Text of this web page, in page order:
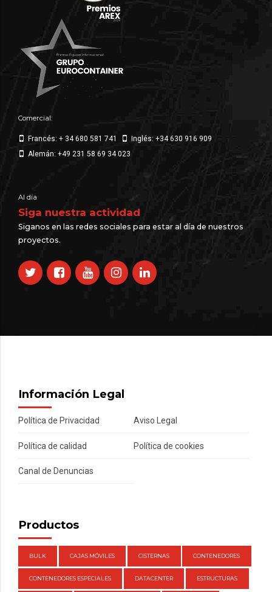
Comercial:
Francés: + 34 680 581 741
Inglés: +34 630 916 909
Alemán: +49 231 58 69 34 023
Al día
Siga nuestra actividad
Siganos en las redes sociales para estar al día de nuestros
proyectos.
Información Legal
Política de Privacidad Aviso Legal
Política de calidad Política de cookies
Canal de Denuncias
Productos
BULK CAJAS MÓVILES CISTERNAS CONTENEDORES
CONTENEDORES ESPECIALES DATACENTER ESTRUCTURAS